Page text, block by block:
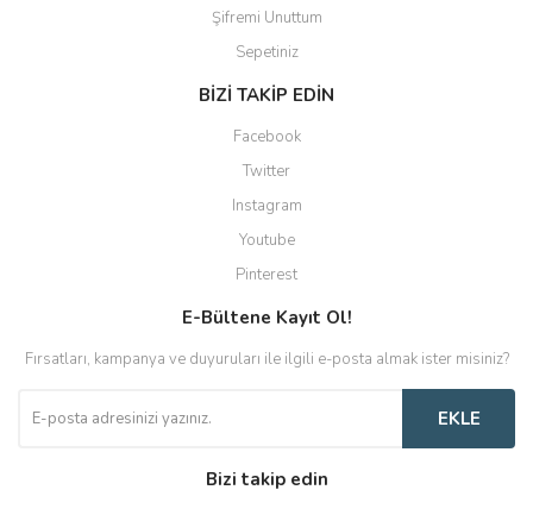
Şifremi Unuttum
Sepetiniz
BİZİ TAKİP EDİN
Facebook
Twitter
Instagram
Youtube
Pinterest
E-Bültene Kayıt Ol!
Fırsatları, kampanya ve duyuruları ile ilgili e-posta almak ister misiniz?
EKLE
Bizi takip edin